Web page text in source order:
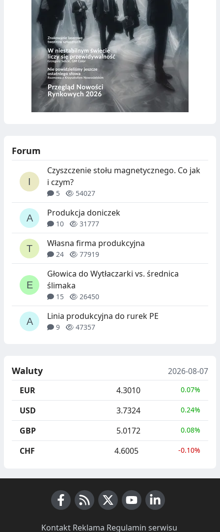
Forum
Czyszczenie stołu magnetycznego. Co jak
i czym?
5 54027
Produkcja doniczek
10 31777
Własna firma produkcyjna
24 77919
Głowica do Wytłaczarki vs. średnica
ślimaka
15 26450
Linia produkcyjna do rurek PE
9 47357
Waluty
2026-08-07
EUR
4.3010 0.07%
USD 3.7324 0.24%
GBP 5.0172 0.08%
CHF 4.6005 -0.10%
Kontakt· Reklama Regulamin serwisu